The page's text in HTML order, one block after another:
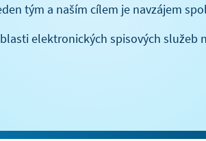
tým a naším cílem je navzájem
elektronických spisových služeb